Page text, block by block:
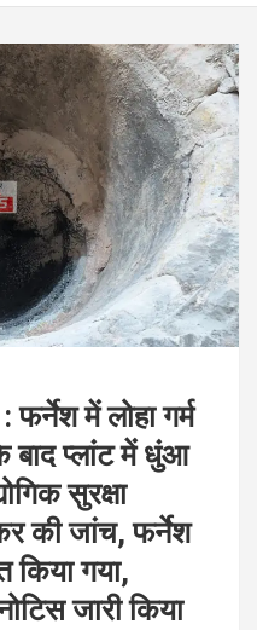
में लोहा गर्म
बाद प्लांट में धुंआ
सुरक्षा
की जांच, फर्नेश
किया गया,
जारी किया